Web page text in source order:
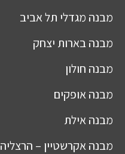
מבנה מגדלי תל אביב
מבנהבארות יצחק
מבנה חולון
מבנהאופקים
מבנהאילת
מבנהאקרשטיין – הרצליה